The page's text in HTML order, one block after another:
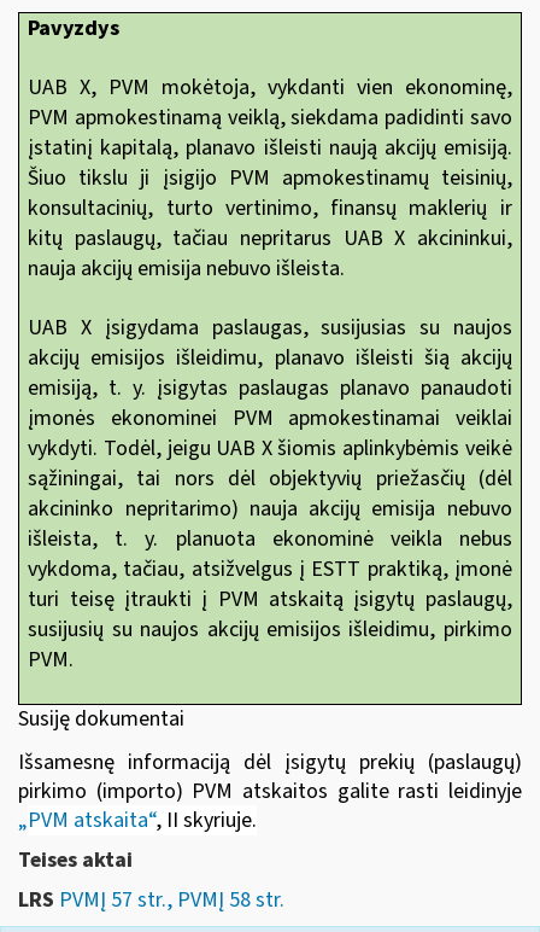
Pavyzdys
UAB X, PVM mokėtoja, vykdanti vien ekonominę,
PVM apmokestinamą veiklą, siekdama padidinti savo
įstatinį kapitalą, planavo išleisti naują akcijų emisiją.
Šiuo tikslu ji įsigijo PVM apmokestinamų teisinių,
konsultacinių, turto vertinimo, finansų maklerių ir
kitų paslaugų, tačiau nepritarus UAB X akcininkui,
nauja akcijų emisija nebuvo išleista.
UAB X įsigydama paslaugas, susijusias su naujos
akcijų emisijos išleidimu, planavo išleisti šią akcijų
emisiją, t. y. įsigytas paslaugas planavo panaudoti
įmonės ekonominei PVM apmokestinamai veiklai
vykdyti. Todėl, jeigu UAB X šiomis aplinkybėmis veikė
sąžiningai, tai nors dėl objektyvių priežasčių (dėl
akcininko nepritarimo) nauja akcijų emisija nebuvo
išleista, t. y. planuota ekonominė veikla nebus
vykdoma, tačiau, atsižvelgus į ESTT praktiką, įmonė
turi teisę įtraukti į PVM atskaitą įsigytų paslaugų,
susijusių su naujos akcijų emisijos išleidimu, pirkimo
PVM.
Susiję dokumentai
Išsamesnę informaciją dėl įsigytų prekių (paslaugų)
pirkimo (importo) PVM atskaitos galite rasti leidinyje
„PVM atskaita“, II skyriuje.
Teises aktai
LRS PVMĮ 57 str., PVMĮ 58 str.